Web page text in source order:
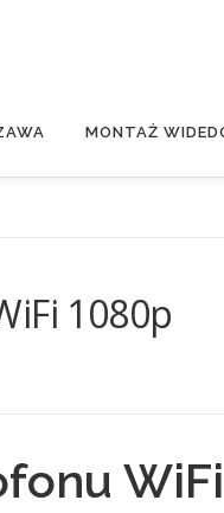
MONTAŻ
1080p